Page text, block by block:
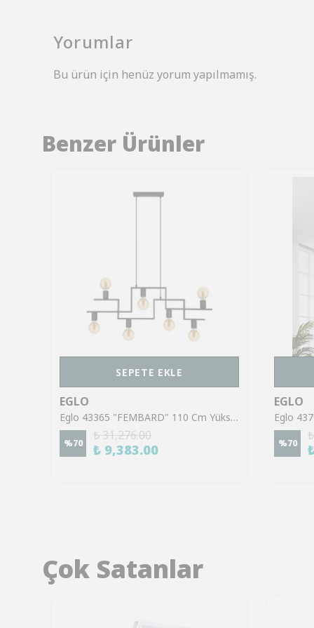
Yorumlar
Bu ürün için henüz yorum yapılmamış.
Benzer Ürünler
SEPETE EKLE
EGLO
Eglo 43365 "FEMBARD" 110 Cm Yüksekliğinde Çelik Siyah Sarkıt Avize
%70
₺ 31,276.00
₺ 9,383.00
EGLO
%70
Çok Satanlar